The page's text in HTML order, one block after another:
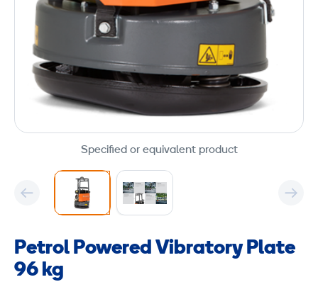
Specified or equivalent product
Petrol Powered Vibratory Plate
96 kg